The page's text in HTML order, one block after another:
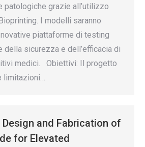
patologiche grazie all’utilizzo
I modelli saranno
piattaforme di testing
della sicurezza e dell’efficacia di
medici. Obiettivi: Il progetto
limitazioni…
Design and Fabrication of
for Elevated